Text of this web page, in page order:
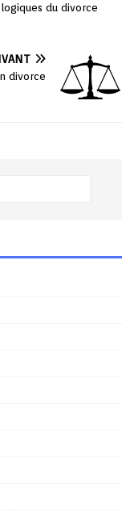
du divorce
divorce